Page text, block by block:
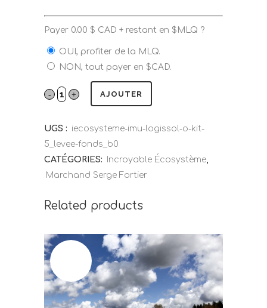
Payer 0.00 $ CAD + restant en $MLQ ?
OUI, profiter de la MLQ.
NON, tout payer en $CAD.
AJOUTER
UGS : iecosysteme-imu-logissol-o-kit-
5_levee-fonds_b0
CATÉGORIES:
Incroyable Écosystème,
Marchand Serge Fortier
Related products